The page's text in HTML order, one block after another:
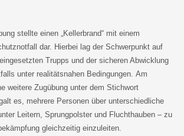
stellte einen „Kellerbrand“ mit einem
dar. Hierbei lag der Schwerpunkt auf
Trupps und der sicheren Abwicklung
unter realitätsnahen Bedingungen. Am
weitere Zugübung unter dem Stichwort
es, mehrere Personen über unterschiedliche
Leitern, Sprungpolster und Fluchthauben – zu
gleichzeitig einzuleiten.